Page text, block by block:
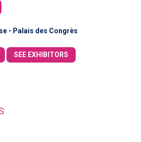
- Palais des Congrès
SEE EXHIBITORS